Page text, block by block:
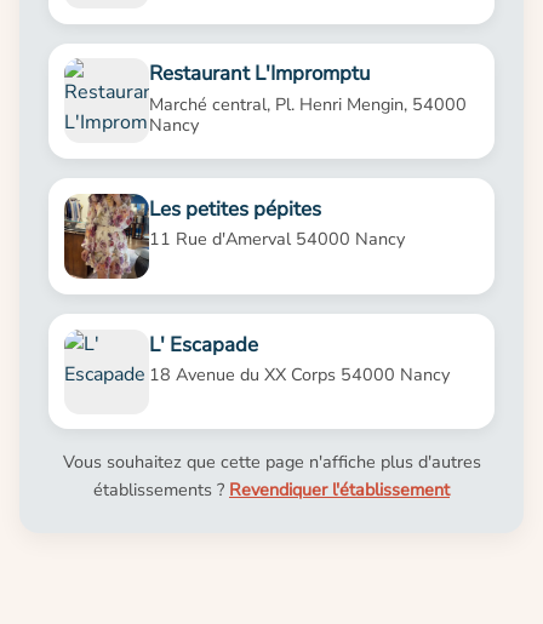
Restaurant L'Impromptu
Marché central, Pl. Henri Mengin, 54000
Nancy
Les petites pépites
11 Rue d'Amerval 54000 Nancy
L' Escapade
18 Avenue du XX Corps 54000 Nancy
Vous souhaitez que cette page n'affiche plus d'autres
établissements ? Revendiquer l'établissement